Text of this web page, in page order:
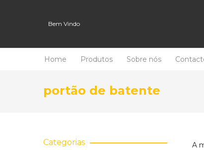
Bem Vindo
Home Produtos Sobre nós
portão de batente
A
Categorias